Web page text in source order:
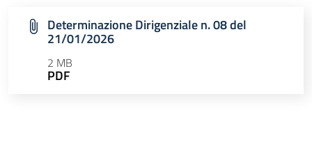
Determinazione Dirigenziale n. 08 del
21/01/2026
2 MB
PDF